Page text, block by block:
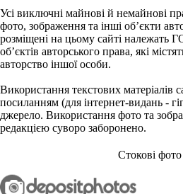
Усі виключні майнові й немайнові
фото, зображення та інші об’єкти
розміщені на цьому сайті належать
об’єктів авторського права, які
авторство іншої особи.
Використання текстових матеріалів
посиланням (для інтернет-видань -
джерело. Використання фото та
редакцією суворо заборонено.
Стокові фото